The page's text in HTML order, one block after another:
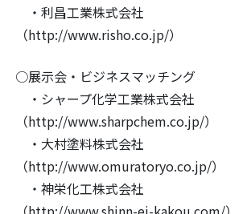
・利昌工業株式会社
（http://www.risho.co.jp/）
○展示会・ビジネスマッチング
・シャープ化学工業株式会社
（http://www.sharpchem.co.jp/）
・大村塗料株式会社
（http://www.omuratoryo.co.jp/）
・神栄化工株式会社